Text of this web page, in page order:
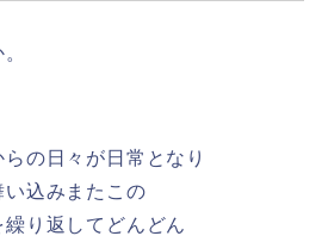
の日々が日常となり
込みまたこの
り返してどんどん